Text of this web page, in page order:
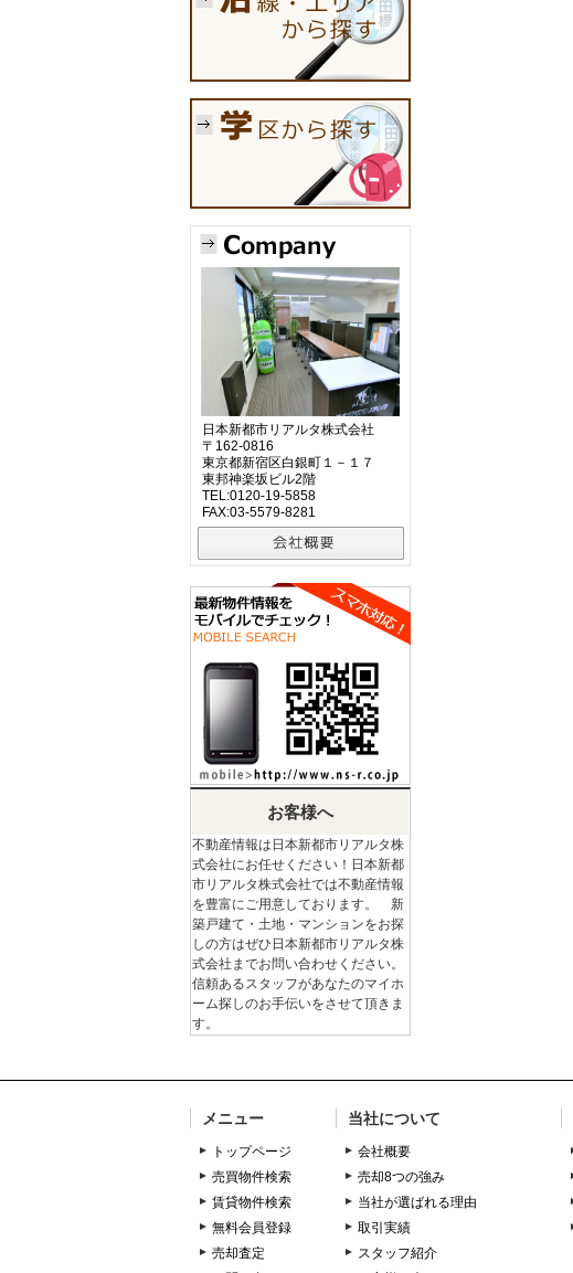
日本新都市リアルタ株式会社
〒162-0816
東京都新宿区白銀町１－１７
東邦神楽坂ビル2階
TEL:0120-19-5858
FAX:03-5579-8281
お客様へ
不動産情報は日本新都市リアルタ株
式会社にお任せください！日本新都
市リアルタ株式会社では不動産情報
を豊富にご用意しております。 新
築戸建て・土地・マンションをお探
しの方はぜひ日本新都市リアルタ株
式会社までお問い合わせください。
信頼あるスタッフがあなたのマイホ
ーム探しのお手伝いをさせて頂きま
す。
メニュー
トップページ
売買物件検索
賃貸物件検索
無料会員登録
売却査定
当社について
会社概要
売却8つの強み
当社が選ばれる理由
取引実績
スタッフ紹介